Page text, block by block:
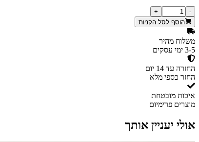
-
+
הוסף לסל הקניות
משלוח מהיר
3-5 ימי עסקים
החזרה עד 14 יום
החזר כספי מלא
איכות מובטחת
מוצרים פרימיום
אולי יעניין אותך